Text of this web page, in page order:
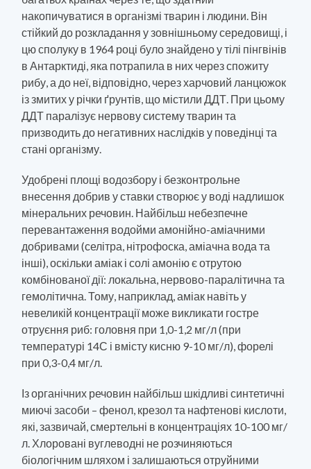
накопичуватися в організмі тварин і людини. Він
стійкий до розкладання у зовнішньому середовищі, і
цю сполуку в 1964 році було знайдено у тілі пінгвінів
в Антарктиді, яка потрапила в них через спожиту
рибу, а до неї, відповідно, через харчовий ланцюжок
із змитих у річки ґрунтів, що містили ДДТ. При цьому
ДДТ паралізує нервову систему тварин та
призводить до негативних наслідків у поведінці та
стані організму.
Удобрені площі водозбору і безконтрольне
внесення добрив у ставки створює у воді надлишок
мінеральних речовин. Найбільш небезпечне
перевантаження водойми амонійно-аміачними
добривами (селітра, нітрофоска, аміачна вода та
інші), оскільки аміак і солі амонію є отрутою
комбінованої дії: локальна, нервово-паралітична та
гемолітична. Тому, наприклад, аміак навіть у
невеликій концентрації може викликати гостре
отруєння риб: головня при 1,0-1,2 мг/л (при
температурі 14С і вмісту кисню 9-10 мг/л), форелі
при 0,3-0,4 мг/л.
Із органічних речовин найбільш шкідливі синтетичні
миючі засоби – фенол, крезол та нафтенові кислоти,
які, зазвичай, смертельні в концентраціях 10-100 мг/
л. Хлоровані вуглеводні не розчиняються
біологічним шляхом і залишаються отруйними